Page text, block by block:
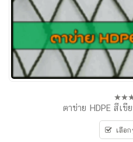
0
5
ตาข่าย HDPE สีเขี
เลือ